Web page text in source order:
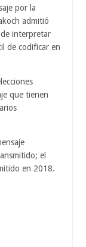
por la
admitió
interpretar
de codificar en
que tienen
el
en 2018.